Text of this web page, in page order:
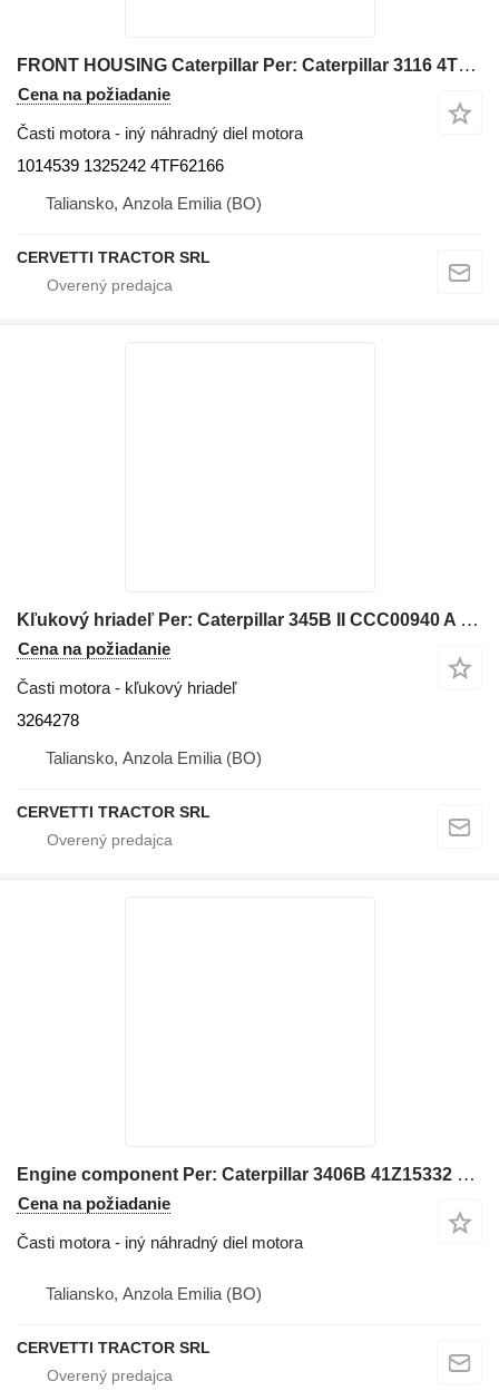
FRONT HOUSING Caterpillar Per: Caterpillar 3116 4TF62166 Misce 1014539 1325242 na stavebného stroja
Cena na požiadanie
Časti motora - iný náhradný diel motora
1014539 1325242 4TF62166
Taliansko, Anzola Emilia (BO)
CERVETTI TRACTOR SRL
Kľukový hriadeľ Per: Caterpillar 345B II CCC00940 A 3264278 na rýpadla Caterpillar 345B II CCC00940
Cena na požiadanie
Časti motora - kľukový hriadeľ
3264278
Taliansko, Anzola Emilia (BO)
CERVETTI TRACTOR SRL
Engine component Per: Caterpillar 3406B 41Z15332 Misc na rýpadla Caterpillar 3406B
Cena na požiadanie
Časti motora - iný náhradný diel motora
Taliansko, Anzola Emilia (BO)
CERVETTI TRACTOR SRL